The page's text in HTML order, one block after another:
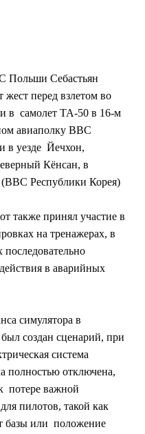
Польши Себастьян
жест перед взлетом во
в  самолет ТА-50 в 16-м
авиаполку ВВС
уезде  Йечхон,
Кёнсан, в
(ВВС Республики Корея)
также принял участие в
на тренажерах, в
последовательно
в аварийных
симулятора в
создан сценарий, при
система
полностью отключена,
потере важной
пилотов, такой как
базы или  положение